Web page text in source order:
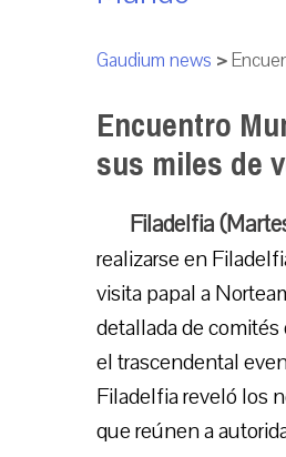
Gaudium news >
Encuentro
sus miles de
Filadelfia
realizarse en
visita papal a
detallada de
el trascendental
Filadelfia reveló los
que reúnen a